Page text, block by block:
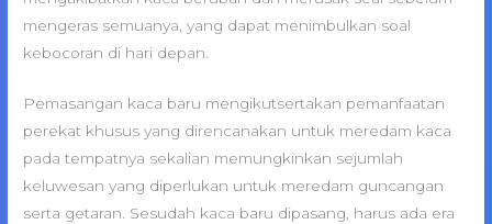
mengeras semuanya, yang dapat menimbulkan soal
kebocoran di hari depan.
Pemasangan kaca baru mengikutsertakan pemanfaatan
perekat khusus yang direncanakan untuk meredam kaca
pada tempatnya sekalian memungkinkan sejumlah
keluwesan yang diperlukan untuk meredam guncangan
serta getaran. Sesudah kaca baru dipasang, harus ada era